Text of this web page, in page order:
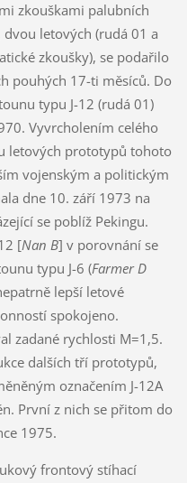
zkouškami palubních
letových (rudá 01 a
zkoušky), se podařilo
pouhých 17-ti měsíců. Do
typu J-12 (rudá 01)
Vyvrcholením celého
letových prototypů tohoto
vojenským a politickým
dne 10. září 1973 na
se poblíž Pekingu.
[Nan B] v porovnání se
typu J-6 (Farmer D
lepší letové
spokojeno.
zadané rychlosti M=1,5.
dalších tří prototypů,
označením J-12A
První z nich se přitom do
1975.
frontový stíhací